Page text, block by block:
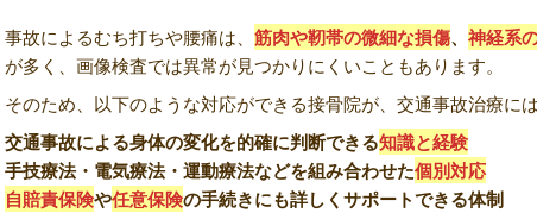
事故によるむち打ちや腰痛は、 筋肉や靭帯の微細な損傷、 神経系
が多く、画像検査では異常が見つかりにくいこともあります。
そのため、以下のような対応ができる接骨院が、交通事故治療には
交通事故による身体の変化を的確に判断できる知識と経験
手技療法・電気療法・運動療法などを組み合わせた個別対応
自賠責保険や任意保険の手続きにも詳しくサポートできる体制